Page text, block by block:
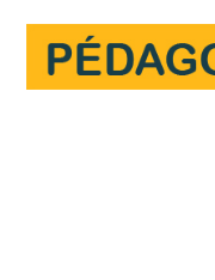
content